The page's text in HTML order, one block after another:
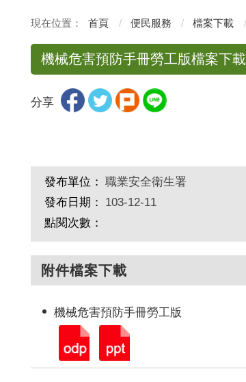
首頁 便民服務 檔案下載
機械危害預防手冊勞工版檔案下載
分享
發布單位： 職業安全衛生署
發布日期：
103-12-11
點閱次數：
附件檔案下載
機械危害預防手冊勞工版